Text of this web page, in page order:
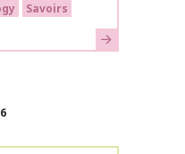
Savoirs
Learn more